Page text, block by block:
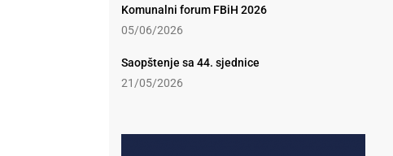
Komunalni forum FBiH 2026
05/06/2026
Saopštenje sa 44. sjednice
21/05/2026